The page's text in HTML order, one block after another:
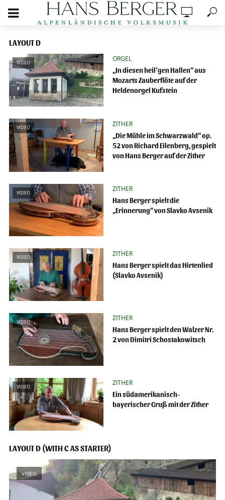
LAYOUT D
VIDEO
ORGEL
„In diesen heil‘gen Hallen“ aus
Mozarts Zauberflöte auf der
Heldenorgel Kufstein
VIDEO
ZITHER
„Die Mühle im Schwarzwald“ op.
52 von Richard Eilenberg, gespielt
von Hans Berger auf der Zither
VIDEO
ZITHER
Hans Berger spielt die
„Erinnerung“ von Slavko Avsenik
VIDEO
ZITHER
Hans Berger spielt das Hirtenlied
(Slavko Avsenik)
VIDEO
ZITHER
Hans Berger spielt den Walzer Nr.
2 von Dimitri Schostakowitsch
VIDEO
ZITHER
Ein südamerikanisch-
bayerischer Gruß mit der Zither
LAYOUT D (WITH C AS STARTER)
VIDEO